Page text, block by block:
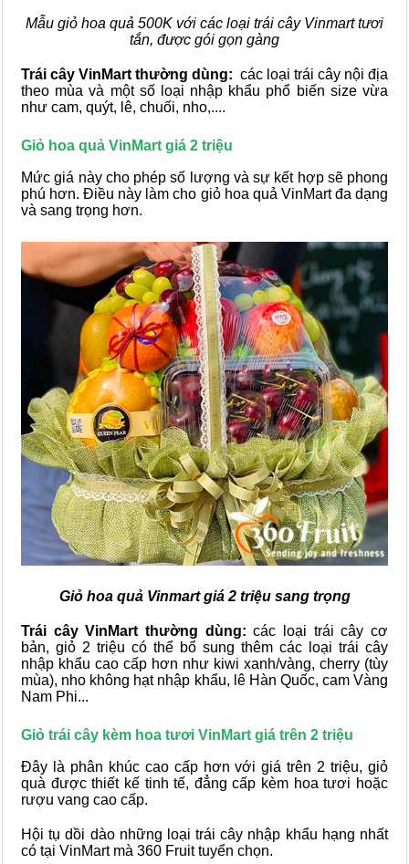
Mẫu giỏ hoa quả 500K với các loại trái cây Vinmart tươi
tắn, được gói gọn gàng
Trái cây VinMart thường dùng: các loại trái cây nội địa
theo mùa và một số loại nhập khẩu phổ biến size vừa
như cam, quýt, lê, chuối, nho,....
Giỏ hoa quả VinMart giá 2 triệu
Mức giá này cho phép số lượng và sự kết hợp sẽ phong
phú hơn. Điều này làm cho giỏ hoa quả VinMart đa dạng
và sang trọng hơn.
Giỏ hoa quả Vinmart giá 2 triệu sang trọng
Trái cây VinMart thường dùng: các loại trái cây cơ
bản, giỏ 2 triệu có thể bổ sung thêm các loại trái cây
nhập khẩu cao cấp hơn như kiwi xanh/vàng, cherry (tùy
mùa), nho không hạt nhập khẩu, lê Hàn Quốc, cam Vàng
Nam Phi...
Giỏ trái cây kèm hoa tươi VinMart giá trên 2 triệu
Đây là phân khúc cao cấp hơn với giá trên 2 triệu, giỏ
quà được thiết kế tinh tế, đẳng cấp kèm hoa tươi hoặc
rượu vang cao cấp.
Hội tụ dồi dào những loại trái cây nhập khẩu hạng nhất
có tại VinMart mà 360 Fruit tuyển chọn.